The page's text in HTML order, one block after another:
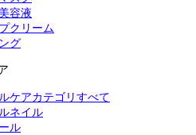
容液
クリーム
グ
ケアカテゴリすべて
ネイル
ル